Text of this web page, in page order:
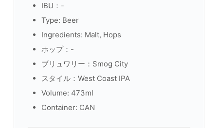
IBU：-
Type: Beer
Ingredients: Malt, Hops
ホップ：-
ブリュワリー：Smog City
スタイル：West Coast IPA
Volume: 473ml
Container: CAN